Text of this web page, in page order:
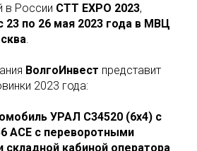
в России CTT EXPO 2023,
23 по 26 мая 2023 года в МВЦ
.
ВолгоИнвест представит
2023 года:
УРАЛ С34520 (6х4) с
ACE с переворотными
складной кабиной оператора